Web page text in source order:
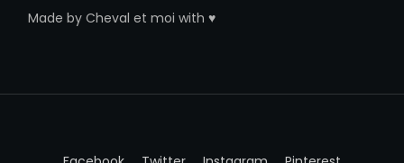
Made by Cheval et moi with ♥